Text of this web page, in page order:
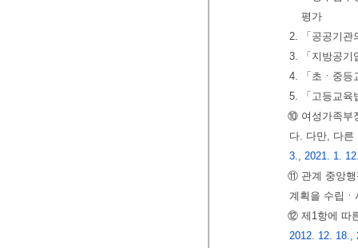
평가
2. 「공공기관
3. 「지방공기
4. 「초ㆍ중등
5. 「고등교육
⑩ 여성가족부
다. 다만, 다른
3., 2021. 1.
⑪ 관계 중앙행
계획을 수립
⑫ 제1항에 따
2012. 12. 18.,